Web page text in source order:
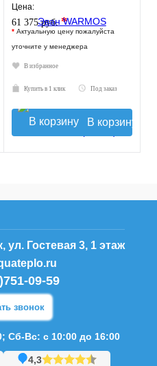
Цена:
61 375 руб. *
* Актуальную цену пожалуйста
уточните у менеджера
В избранное
Купить в 1 клик Под заказ
В корзину
ул. Гостевая 3, 1 этаж
09-59
звонок
Сб-Вс: с 10:00 до 16:00
4,3